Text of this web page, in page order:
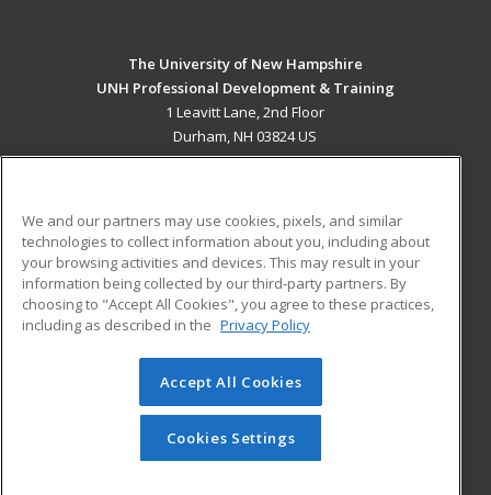
The University of New Hampshire
UNH Professional Development & Training
1 Leavitt Lane, 2nd Floor
Durham, NH 03824 US
ADDITIONAL RESOURCES
Military
Financial Assistance
Help
Student Blog
© 2026 ed2go, a division of Cengage Learning. All rights
reserved. The material on this site cannot be reproduced or
redistributed unless you have obtained prior written
permission from Cengage Learning.Privacy Policy
We and our partners may use cookies, pixels, and similar
technologies to collect information about you, including about
your browsing activities and devices. This may result in your
information being collected by our third-party partners. By
choosing to "Accept All Cookies", you agree to these practices,
including as described in the Privacy Policy
Accept All Cookies
Cookies Settings